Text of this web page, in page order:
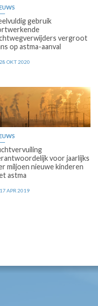
gebruik
vergroot
op astma-aanval
OKT 2020
voor jaarlijks
miljoen nieuwe kinderen
astma
APR 2019